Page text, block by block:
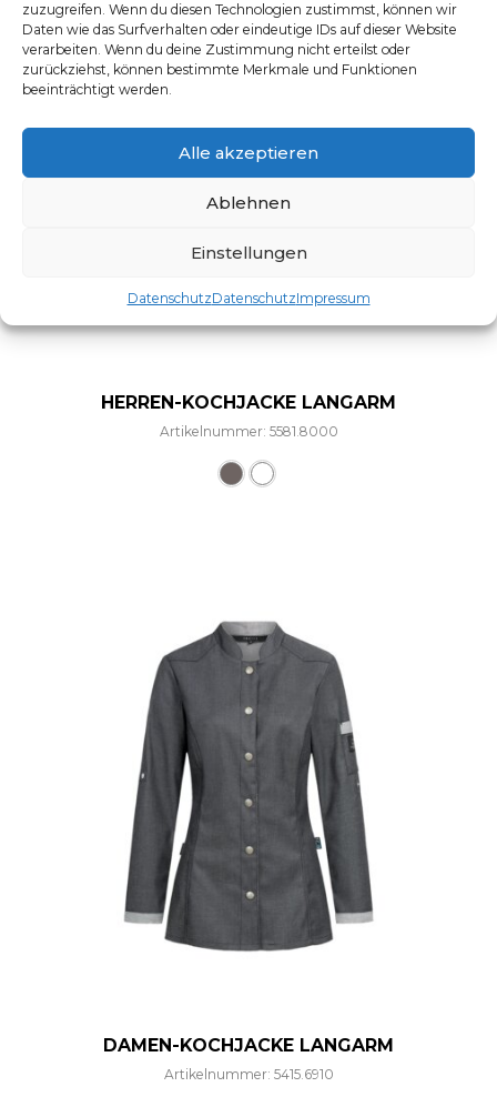
zuzugreifen. Wenn du diesen Technologien zustimmst, können wir
Daten wie das Surfverhalten oder eindeutige IDs auf dieser Website
verarbeiten. Wenn du deine Zustimmung nicht erteilst oder
zurückziehst, können bestimmte Merkmale und Funktionen
beeinträchtigt werden.
Alle akzeptieren
Ablehnen
Einstellungen
DatenschutzDatenschutzImpressum
HERREN-KOCHJACKE LANGARM
Artikelnummer: 5581.8000
DAMEN-KOCHJACKE LANGARM
Artikelnummer: 5415.6910